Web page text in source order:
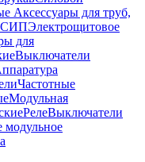
Аксессуары для труб,
СИПЭлектрощитовое
для
Выключатели
Частотные
Модульная
РелеВыключатели
модульное